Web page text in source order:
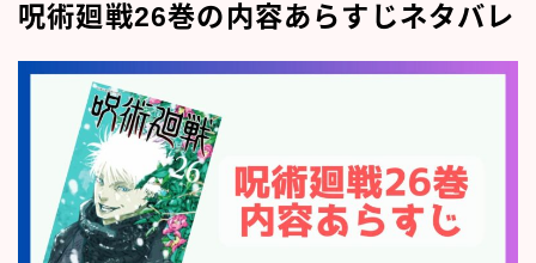
呪術廻戦26巻の内容あらすじネタバレ